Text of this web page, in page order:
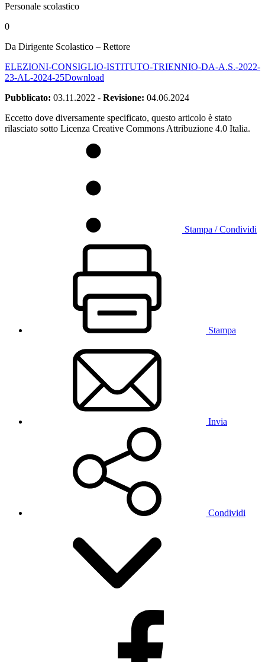
Personale scolastico
0
Da Dirigente Scolastico – Rettore
ELEZIONI-CONSIGLIO-ISTITUTO-TRIENNIO-DA-A.S.-2022-
23-AL-2024-25Download
Pubblicato: 03.11.2022 - Revisione: 04.06.2024
Eccetto dove diversamente specificato, questo articolo è stato
rilasciato sotto Licenza Creative Commons Attribuzione 4.0 Italia.
Stampa / Condividi
Stampa
Invia
Condividi